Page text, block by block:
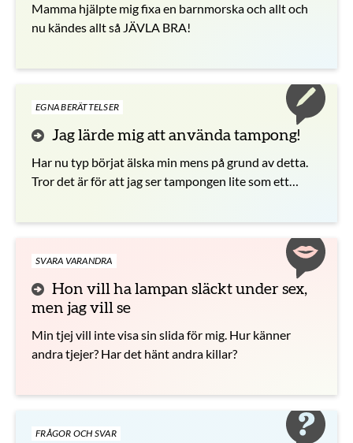
Mamma hjälpte mig fixa en barnmorska och allt och
nu kändes allt så JÄVLA BRA!
EGNA BERÄTTELSER
Jag lärde mig att använda tampong!
Har nu typ börjat älska min mens på grund av detta.
Tror det är för att jag ser tampongen lite som ett
SVARA VARANDRA
Hon vill ha lampan släckt under sex,
men jag vill se
Min tjej vill inte visa sin slida för mig. Hur känner
andra tjejer? Har det hänt andra killar?
FRÅGOR OCH SVAR